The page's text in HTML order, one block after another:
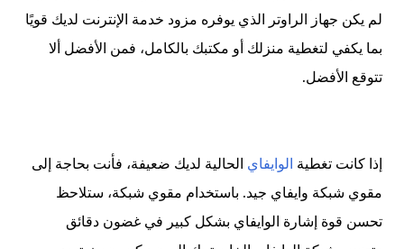
لم يكن جهاز الراوتر الذي يوفره مزود خدمة الإنترنت لديك قويًا
بما يكفي لتغطية منزلك أو مكتبك بالكامل، فمن الأفضل ألا
تتوقع الأفضل.
إذا كانت تغطية الوايفاي الحالية لديك ضعيفة، فأنت بحاجة إلى
مقوي شبكة وايفاي جيد. باستخدام مقوي شبكة، ستلاحظ
تحسن قوة إشارة الوايفاي بشكل كبير في غضون دقائق